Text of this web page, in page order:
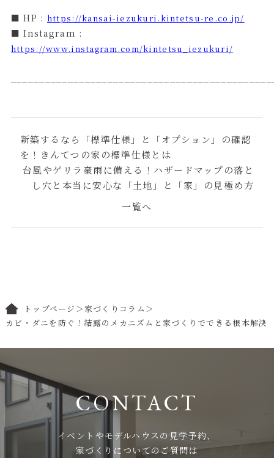
■ HP : https://kansai-iezukuri.kintetsu-re.co.jp/
■ Instagram :
https://www.instagram.com/kintetsu_iezukuri/
新築するなら「標準仕様」と「オプション」の確認
を！きんてつの家の標準仕様とは
一覧へ
台風やゲリラ豪雨に備える！ハザードマップの落と
し穴と本当に安心な「土地」と「家」の見極め方
トップページ ＞家づくりコラム ＞
カビ・ダニを防ぐ！結露のメカニズムと家づくりでできる根本解決
イベントやモデルハウスの見学予約、
家づくりについてのご質問は